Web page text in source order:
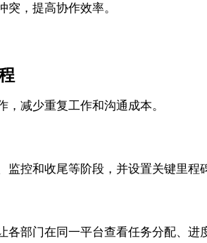
，提高协作效率。
减少重复工作和沟通成本。
控和收尾等阶段，并设置关键里程
部门在同一平台查看任务分配、进